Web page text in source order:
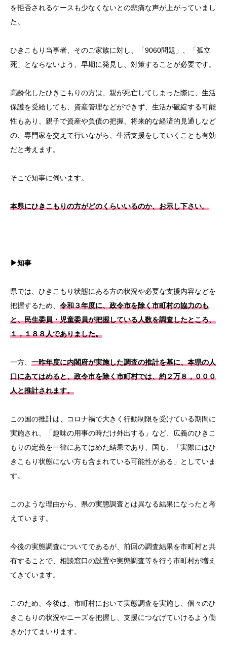
を拒否されるケースも少なくないとの悲痛な声が上がっていまし
た。
ひきこもり当事者、そのご家族に対し、「9060問題」、「孤立
死」とならないよう、早期に発見し、対策することが必要です。
高齢化したひきこもりの方は、親が死亡してしまった際に、生活
保護を受給しても、資産管理などができず、生活が破綻する可能
性もあり、親子で資産や負債の把握、将来的な経済的見通しなど
の、専門家を交えて行いながら、生活支援をしていくことも有効
だと考えます。
そこで知事に伺います。
本県にひきこもりの方がどのくらいいるのか、お示し下さい。
▶知事
県では、ひきこもり状態にある方の状況や必要な支援内容などを
把握するため、 令和３年度に、政令市を除く市町村の協力のも
と、民生委員・児童委員が把握している人数を調査したところ、
１，１８８人でありました。
一方、 一昨年度に内閣府が実施した調査の推計を基に、本県の人
口にあてはめると、政令市を除く市町村では、約２万８，０００
人と推計されます。
この国の推計は、コロナ禍で大きく行動制限を受けている期間に
実施され、「趣味の用事の時だけ外出する」など、広義のひきこ
もりの定義を一律にあてはめた結果であり、国も、「実際にはひ
きこもり状態にない方も含まれている可能性がある」としていま
す。
このような理由から、県の実態調査とは異なる結果になったと考
えています。
今後の実態調査についてであるが、前回の調査結果を市町村と共
有することで、相談窓口の設置や実態調査等を行う市町村が増え
てきています。
このため、今後は、市町村において実態調査を実施し、個々のひ
きこもりの状況やニーズを把握し、支援につなげていけるよう働
きかけてまいります。